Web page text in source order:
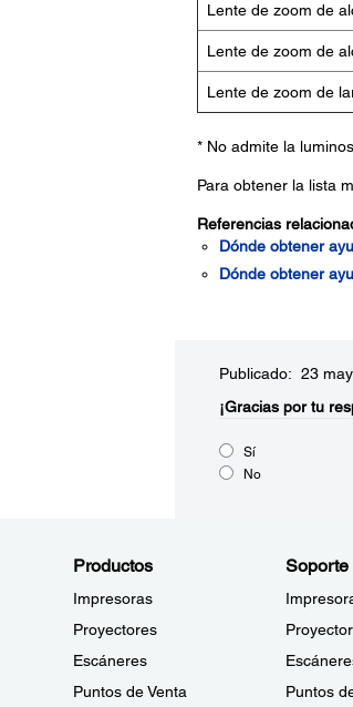
Lente de zoom de
Lente de zoom de
Lente de zoom de
* No admite la
Para obtener la lista
Referencias
Dónde obtener
Dónde obtener
Publicado: 23
¡Gracias por tu
Sí
No
Productos
Impresoras
Proyectores
Escáneres
Puntos de Venta
Soporte
Puntos